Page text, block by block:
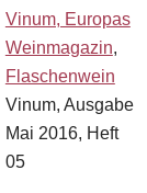
Vinum, Europas
Weinmagazin,
Flaschenwein
Vinum, Ausgabe
Mai 2016, Heft
05